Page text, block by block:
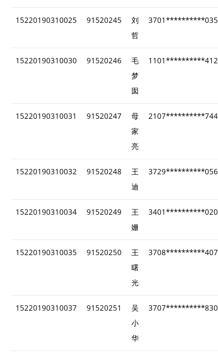
15220190310025 91520245
刘
哲
15220190310030 91520246
毛
梦
囡
15220190310031 91520247
母
家
亮
15220190310032 91520248
王
迪
15220190310034 91520249
王
姗
15220190310035 91520250
王
曙
光
15220190310037 91520251
吴
小
华